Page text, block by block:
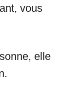
vous
elle